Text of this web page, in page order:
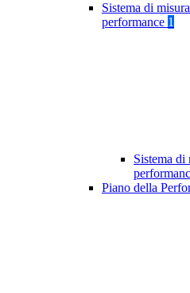
Sistema di
performance 1
Sistema di
Piano della